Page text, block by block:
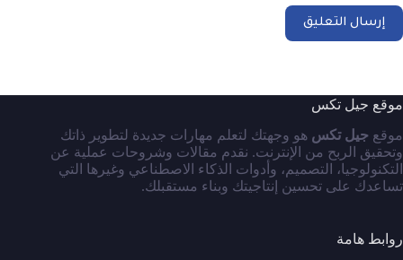
إرسال التعليق
موقع جيل تكس
موقع جيل تكس هو وجهتك لتعلم مهارات جديدة لتطوير ذاتك
وتحقيق الربح من الإنترنت. نقدم مقالات وشروحات عملية عن
التكنولوجيا، التصميم، وأدوات الذكاء الاصطناعي وغيرها التي
تساعدك على تحسين إنتاجيتك وبناء مستقبلك.
روابط هامة